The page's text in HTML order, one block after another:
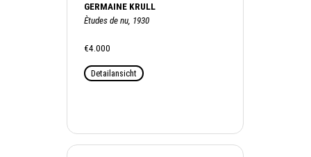
GERMAINE KRULL
Ètudes de nu, 1930
€4.000
Detailansicht